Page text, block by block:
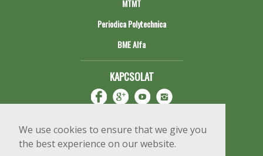
We use cookies to ensure that we give you
the best experience on our website.
MTMT
Periodica Polytechnica
BME Alfa
KAPCSOLAT